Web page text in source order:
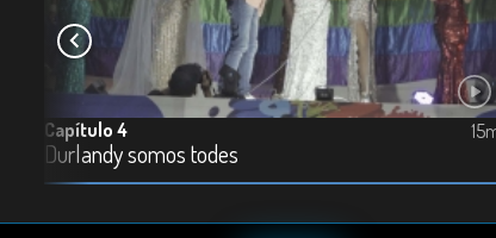
Capítulo 4
Durlandy somos todes